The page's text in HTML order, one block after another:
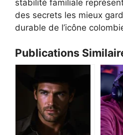
stabilité familiale
des secrets les mieux
durable de l’icône
Publications